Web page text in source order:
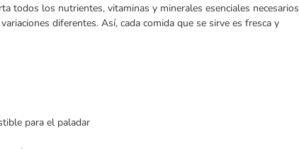
todos los nutrientes, vitaminas y minerales esenciales necesarios
diferentes. Así, cada comida que se sirve es fresca y
para el paladar